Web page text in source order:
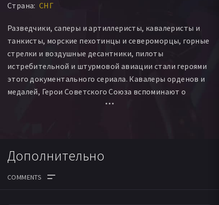
Страна: СНГ
Разведчики, саперы и артиллеристы, кавалеристы и
танкисты, морские пехотинцы и североморцы, горные
стрелки и воздушные десантники, пилоты
истребительной и штурмовой авиации стали героями
этого документального сериала. Кавалеры орденов и
медалей, Герои Советского Союза вспоминают о
Великой Отечественной войне. Из их правдивых,
чему учили в училищах и учебных полках молодых
фронте. О «маленьких солдатских хитростях» и об
Дополнительно